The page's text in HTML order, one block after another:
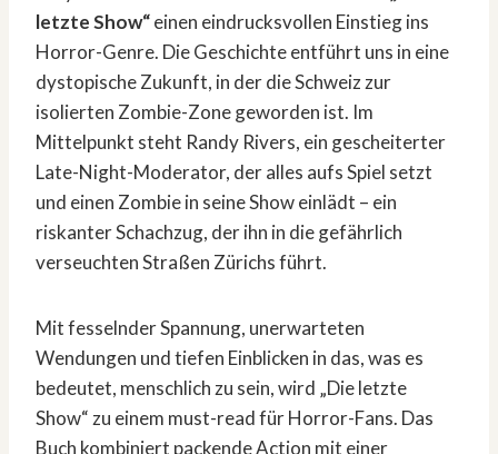
letzte Show“einen eindrucksvollen Einstieg ins
Horror-Genre. Die Geschichte entführt uns in eine
dystopische Zukunft, in der die Schweiz zur
isolierten Zombie-Zone geworden ist. Im
Mittelpunkt steht Randy Rivers, ein gescheiterter
Late-Night-Moderator, der alles aufs Spiel setzt
und einen Zombie in seine Show einlädt – ein
riskanter Schachzug, der ihn in die gefährlich
verseuchten Straßen Zürichs führt.
Mit fesselnder Spannung, unerwarteten
Wendungen und tiefen Einblicken in das, was es
bedeutet, menschlich zu sein, wird „Die letzte
Show“ zu einem must-read für Horror-Fans. Das
Buch kombiniert packende Action mit einer